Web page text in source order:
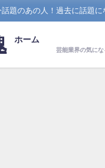
題のあの人！過去に話題に
ホーム
芸能業界の気にな